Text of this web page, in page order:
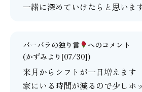
一緒に深めていけたらと思いま
バーバラの独り言
へのコメント
(かずみより[07/30])
来月からシフトが一日増えます
家にいる時間が減るので少しホ